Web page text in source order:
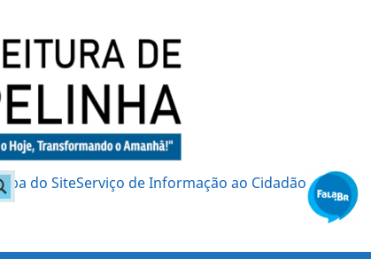
do SiteServiço de Informação ao Cidadão